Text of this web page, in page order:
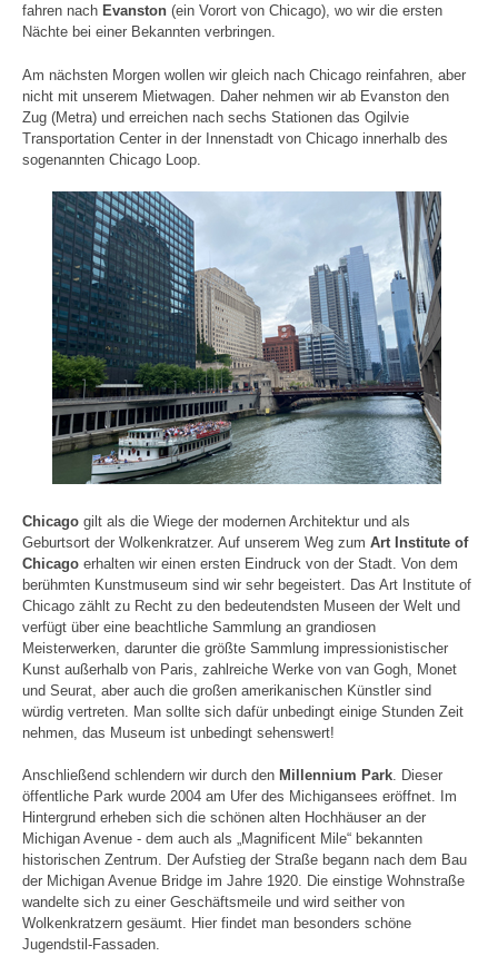
fahren nach Evanston (ein Vorort von Chicago), wo wir die ersten
Nächte bei einer Bekannten verbringen.
Am nächsten Morgen wollen wir gleich nach Chicago reinfahren, aber
nicht mit unserem Mietwagen. Daher nehmen wir ab Evanston den
Zug (Metra) und erreichen nach sechs Stationen das Ogilvie
Transportation Center in der Innenstadt von Chicago innerhalb des
sogenannten Chicago Loop.
Chicago gilt als die Wiege der modernen Architektur und als
Geburtsort der Wolkenkratzer. Auf unserem Weg zum Art Institute of
Chicago erhalten wir einen ersten Eindruck von der Stadt. Von dem
berühmten Kunstmuseum sind wir sehr begeistert. Das Art Institute of
Chicago zählt zu Recht zu den bedeutendsten Museen der Welt und
verfügt über eine beachtliche Sammlung an grandiosen
Meisterwerken, darunter die größte Sammlung impressionistischer
Kunst außerhalb von Paris, zahlreiche Werke von van Gogh, Monet
und Seurat, aber auch die großen amerikanischen Künstler sind
würdig vertreten. Man sollte sich dafür unbedingt einige Stunden Zeit
nehmen, das Museum ist unbedingt sehenswert!
Anschließend schlendern wir durch den Millennium Park. Dieser
öffentliche Park wurde 2004 am Ufer des Michigansees eröffnet. Im
Hintergrund erheben sich die schönen alten Hochhäuser an der
Michigan Avenue - dem auch als „Magnificent Mile“ bekannten
historischen Zentrum. Der Aufstieg der Straße begann nach dem Bau
der Michigan Avenue Bridge im Jahre 1920. Die einstige Wohnstraße
wandelte sich zu einer Geschäftsmeile und wird seither von
Wolkenkratzern gesäumt. Hier findet man besonders schöne
Jugendstil-Fassaden.